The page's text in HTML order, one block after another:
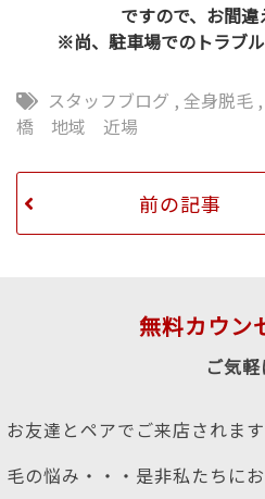
ですので、お間
※尚、駐車場でのトラブ
スタッフブログ ,全身脱毛 ,
橋 地域 近場
前の記事
無料カウン
ご気
お友達とペアでご来店されま
毛の悩み・・・是非私たちに